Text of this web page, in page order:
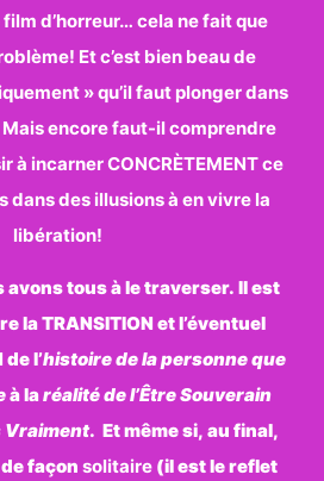
d’horreur… cela ne fait que
Et c’est bien beau de
» qu’il faut plonger dans
encore faut-il comprendre
à incarner CONCRÈTEMENT ce
dans des illusions à en vivre la
libération!
avons tous à le traverser. Il est
la TRANSITION et l’éventuel
l’histoire de la personne que
à laréalité de l’Être Souverain
Vraiment. Et même si, au final,
façon solitaire (il est le reflet